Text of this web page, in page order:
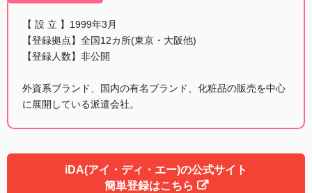
【 設 立 】1999年3月
【登録拠点】全国12カ所(東京・大阪他)
【登録人数】非公開
外資系ブランド、国内の有名ブランド、化粧品の販売を中心
に展開している派遣会社。
iDA(アイ・ディ・エー)の公式サイト
簡単登録はこちら